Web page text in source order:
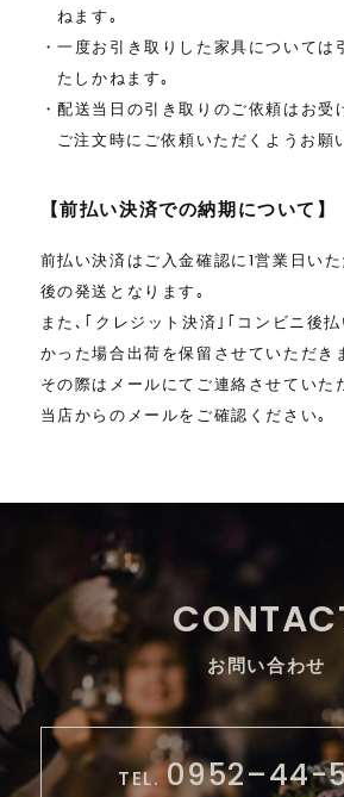
ねます｡
・一度お引き取りした家具について
たしかねます｡
・配送当日の引き取りのご依頼はお受
ご注文時にご依頼いただくようお願
【前払い決済での納期について】
前払い決済はご入金確認に1営業日い
後の発送となります｡
また､｢クレジット決済｣｢コンビニ後
かった場合出荷を保留させていただき
その際はメールにてご連絡させていた
当店からのメールをご確認ください｡
お問い合わせ
TEL. 0952–44-